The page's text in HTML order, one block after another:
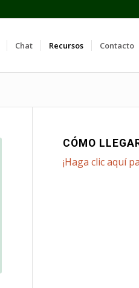
Chat Recursos Contacto
CÓMO
¡Haga clic aquí